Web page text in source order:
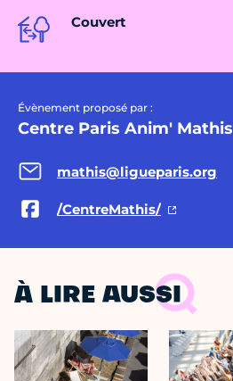
Couvert
Évènement proposé par :
Centre Paris Anim' Mathis
mathis@ligueparis.org
/CentreMathis/
À LIRE AUSSI